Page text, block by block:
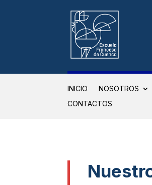
INICIO NOSOTROS
CONTACTOS